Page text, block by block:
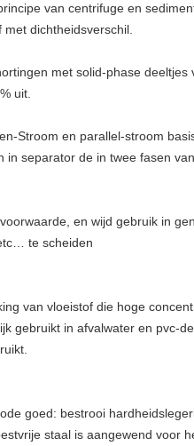
van centrifuge en
dichtheidsverschil.
met solid-phase deeltjes
uit.
Stroom en parallel-stroom
separator de in twee fasen
en wijd gebruik in
te scheiden
van vloeistof die hoge
gebruikt in afvalwater en pvc-
goed: bestrooi
staal is aangewend voor